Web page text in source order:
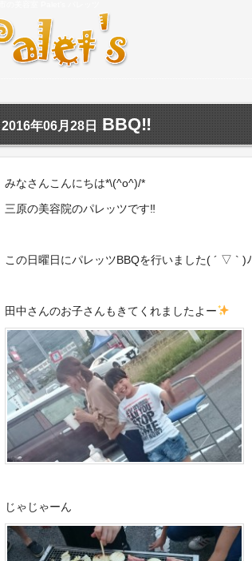
2016年06月28日 BBQ‼︎
みなさんこんにちは*\(^o^)/*
三原の美容院のパレッツです‼︎
この日曜日にパレッツBBQを行いました( ´ ▽ ` )ﾉ
田中さんのお子さんもきてくれましたよー
じゃじゃーん